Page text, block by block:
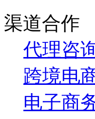
渠道合作
代理咨
跨境电
电子商